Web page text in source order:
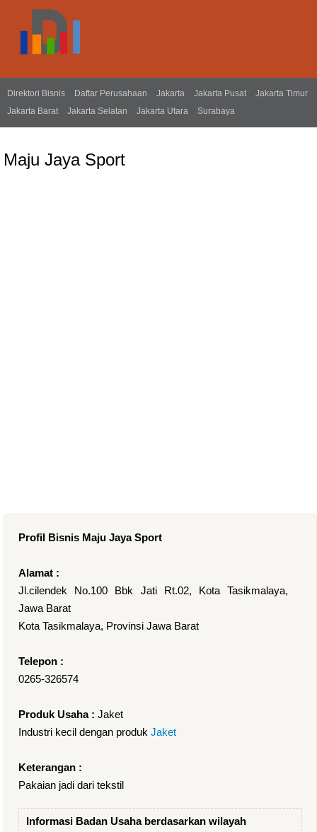
Direktori Bisnis Daftar Perusahaan Jakarta Jakarta Pusat
Jakarta Timur
Jakarta Barat
Jakarta Selatan Jakarta Utara Surabaya
Maju Jaya Sport
Profil Bisnis Maju Jaya Sport
Alamat :
Jl.cilendek No.100 Bbk Jati Rt.02, Kota Tasikmalaya,
Jawa Barat
Kota Tasikmalaya, Provinsi Jawa Barat
Telepon :
0265-326574
Produk Usaha : Jaket
Industri kecil dengan produk Jaket
Keterangan :
Pakaian jadi dari tekstil
Informasi Badan Usaha berdasarkan wilayah